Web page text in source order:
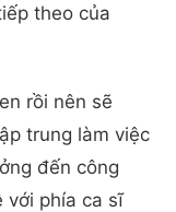
theo của
rồi nên sẽ
trung làm việc
đến công
phía ca sĩ